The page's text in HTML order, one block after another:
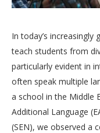
In today’s
teach students from
particularly evident in
often speak multiple
a school in the Middle
Additional Language
(SEN), we observed a